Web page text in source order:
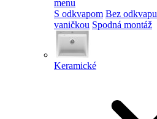
menu
S odkvapom Bez odkvapu
vaničkou Spodná montáž
Keramické